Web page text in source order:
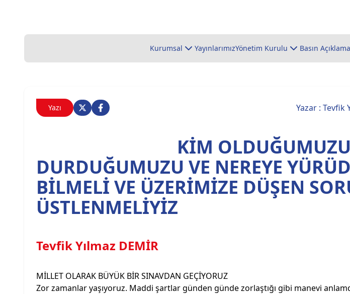
Kurumsal YayınlarımızYönetim Kurulu Basın
Yazı Yazar : Tevfik
KİM
DURDUĞUMUZU VE NEREYE
BİLMELİ VE ÜZERİMİZE DÜŞEN
ÜSTLENMELİYİZ
Tevfik Yılmaz DEMİR
MİLLET OLARAK BÜYÜK BİR SINAVDAN GEÇİYORUZ
Zor zamanlar yaşıyoruz. Maddi şartlar günden günde zorlaştığı gibi manevi